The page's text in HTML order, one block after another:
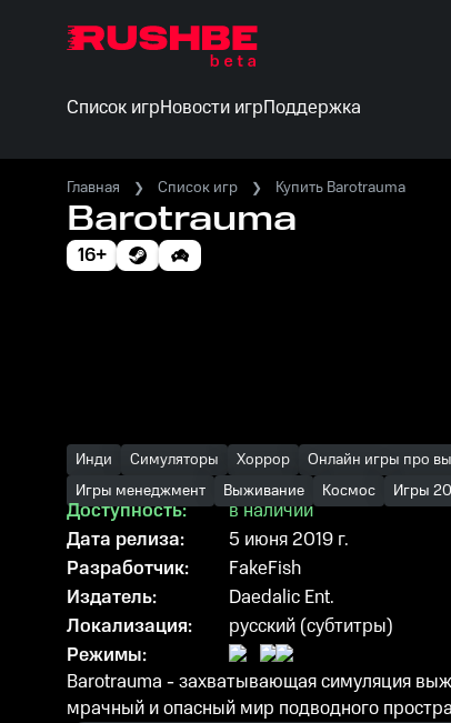
Список игрНовости игрПоддержка
Главная Список игр Купить Barotrauma
Barotrauma
16+
Инди Симуляторы Хоррор Онлайн игры про
Игры менеджмент
Выживание Космос Игры
Доступность:
в наличии
Дата релиза:
5 июня 2019 г.
Разработчик:
FakeFish
Издатель:
Daedalic Ent.
Локализация:
русский (субтитры)
Режимы:
Barotrauma - захватывающая симуляция
мрачный и опасный мир подводного